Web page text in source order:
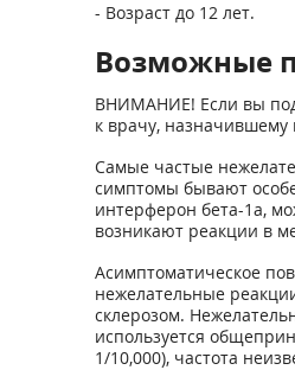
- Возраст до 12 лет.
Возможные
ВНИМАНИЕ! Если вы
к врачу, назначившему
Самые частые
симптомы бывают
интерферон бета-1а,
возникают реакции в
Асимптоматическое
нежелательные
склерозом.
используется
1/10,000), частота